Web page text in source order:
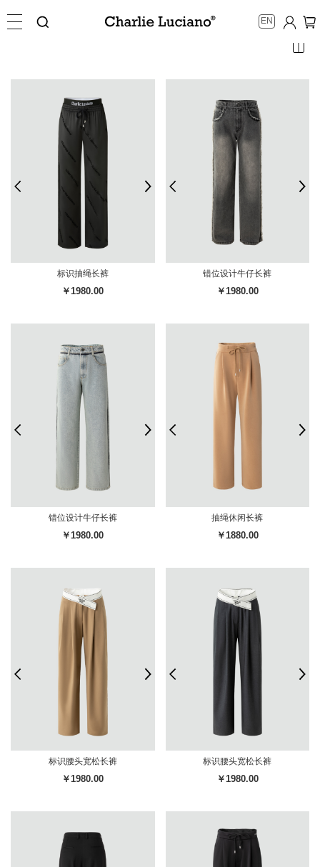
EN
标识抽绳长裤
￥1980.00
错位设计牛仔长裤
￥1980.00
错位设计牛仔长裤
￥1980.00
抽绳休闲长裤
￥1880.00
标识腰头宽松长裤
￥1980.00
标识腰头宽松长裤
￥1980.00